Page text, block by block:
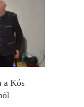
a Kós